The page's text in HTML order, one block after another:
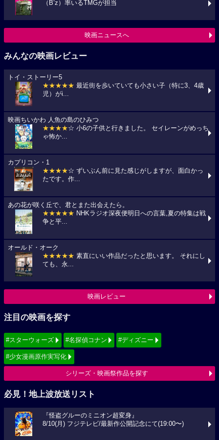
（B’z）率いるTMGが担当
映画ニュースへ
みんなの映画レビュー
トイ・ストーリー5
★★★★★ 最近街を歩いていても小さい子（特に3、4歳
児）がi...
映画ちいかわ 人魚の島のひみつ
★★★★☆ 小6の子供と行きました。 セイレーンがめっち
ゃ怖か...
カプリコン・1
★★★★☆ ずいぶん前に見た感じがしますが、面白かっ
たです。作...
あの花が咲く丘で、君とまた出会えたら。
★★★★★ NHKラジオ深夜便明日への言葉,夏の特集は戦
争と平...
オールド・オーク
★★★★★ 素直にいい作品だったと思います。 それにし
ても、永...
映画レビュー
注目の映画を探す
#スターウォーズ #名探偵コナン #ディズニー
#少女漫画原作実写化
シリーズ・映画祭作品を探す
必見！地上波放送リスト
『怪盗グルーのミニオン超変身』
8/10(月) フジテレビ/最新作公開記念にて(19:00〜)